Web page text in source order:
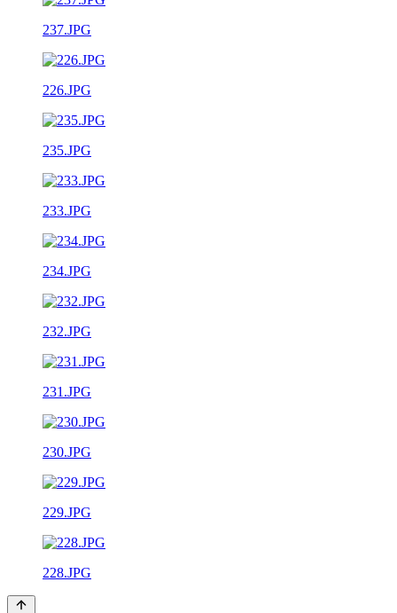
237.JPG
226.JPG
235.JPG
233.JPG
234.JPG
232.JPG
231.JPG
230.JPG
229.JPG
228.JPG